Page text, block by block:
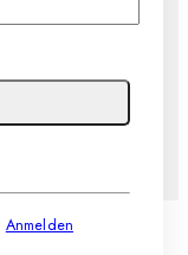
Anmelden